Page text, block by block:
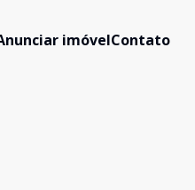
imóvelContato